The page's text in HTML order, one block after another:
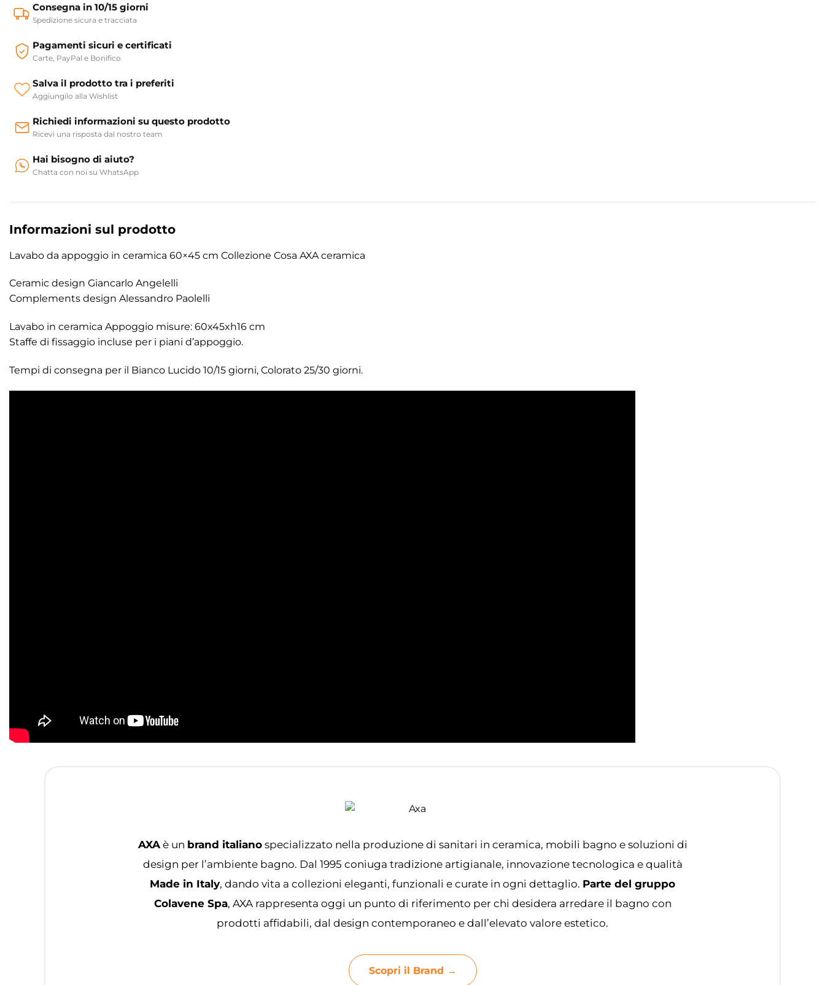
Consegna in 10/15 giorni
Spedizione sicura e tracciata
Pagamenti sicuri e certificati
Carte, PayPal e Bonifico
Salva il prodotto tra i preferiti
Aggiungilo alla Wishlist
Richiedi informazioni su questo prodotto
Ricevi una risposta dal nostro team
Hai bisogno di aiuto?
Chatta con noi su WhatsApp
Informazioni sul prodotto
Lavabo da appoggio in ceramica 60×45 cm Collezione Cosa AXA ceramica
Ceramic design Giancarlo Angelelli
Complements design Alessandro Paolelli
Lavabo in ceramica Appoggio misure: 60x45xh16 cm
Staffe di fissaggio incluse per i piani d’appoggio.
Tempi di consegna per il Bianco Lucido 10/15 giorni, Colorato 25/30 giorni.
AXAè un brand italianospecializzato nella produzione di sanitari in ceramica, mobili bagno e soluzioni di
design per l’ambiente bagno. Dal 1995 coniuga tradizione artigianale, innovazione tecnologica e qualità
Made in Italy, dando vita a collezioni eleganti, funzionali e curate in ogni dettaglio. Parte del gruppo
Colavene Spa, AXA rappresenta oggi un punto di riferimento per chi desidera arredare il bagno con
prodotti affidabili, dal design contemporaneo e dall’elevato valore estetico.
Scopri il Brand →